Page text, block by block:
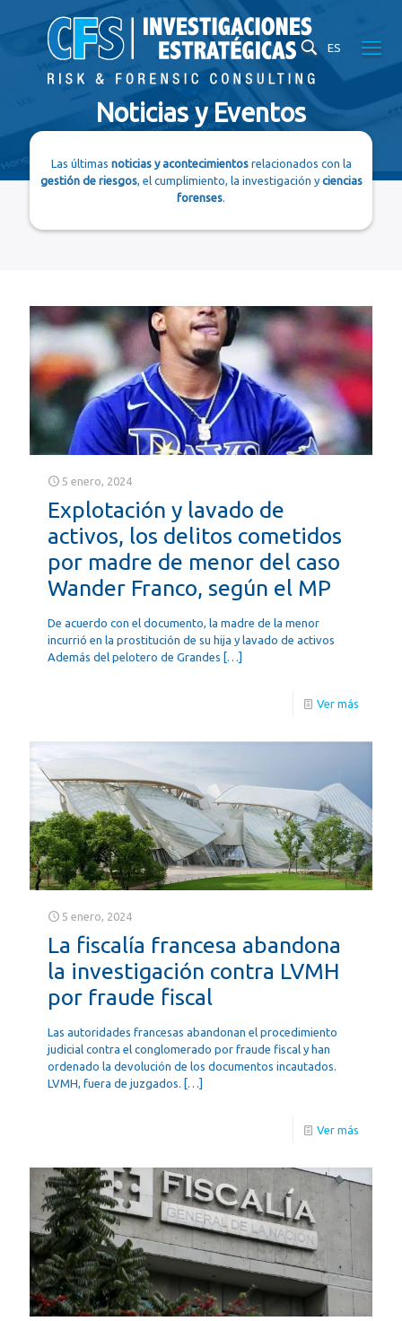
ES
Noticias y Eventos
Las últimas noticias y acontecimientosrelacionados con la
gestión de riesgos, el cumplimiento, la investigación yciencias
forenses.
5 enero, 2024
Explotación y lavado de
activos, los delitos cometidos
por madre de menor del caso
Wander Franco, según el MP
De acuerdo con el documento, la madre de la menor
incurrió en la prostitución de su hija y lavado de activos
Además del pelotero de Grandes […]
Ver más
5 enero, 2024
La fiscalía francesa abandona
la investigación contra LVMH
por fraude fiscal
Las autoridades francesas abandonan el procedimiento
judicial contra el conglomerado por fraude fiscal y han
ordenado la devolución de los documentos incautados.
LVMH, fuera de juzgados. […]
Ver más